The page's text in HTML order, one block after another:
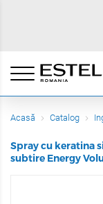
Acasă Catalog
Spray cu keratina
subtire Energy